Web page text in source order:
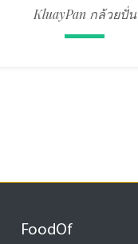
KluayPan กล้วยปั่น
FoodOf